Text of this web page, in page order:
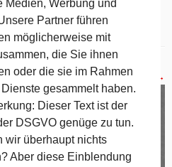
Nächstes →
Medien, Werbung und
Partner führen
möglicherweise mit
die Sie ihnen
oder die sie im Rahmen
Dienste gesammelt haben.
Dieser Text ist der
DSGVO genüge zu tun.
wir überhaupt nichts
Aber diese Einblendung